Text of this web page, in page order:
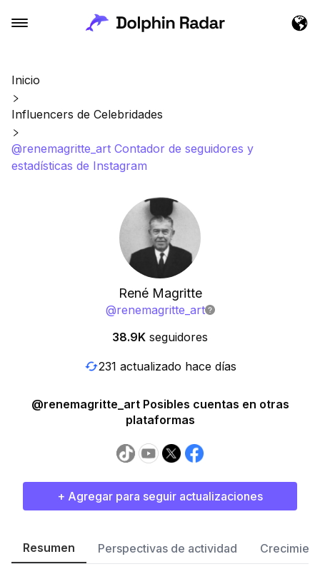
Inicio
Influencers de Celebridades
@renemagritte_art Contador de seguidores y
estadísticas de Instagram
René Magritte
@renemagritte_art
38.9K seguidores
231 actualizado hace días
@renemagritte_art Posibles cuentas en otras
plataformas
+ Agregar para seguir actualizaciones
Resumen Perspectivas de actividad